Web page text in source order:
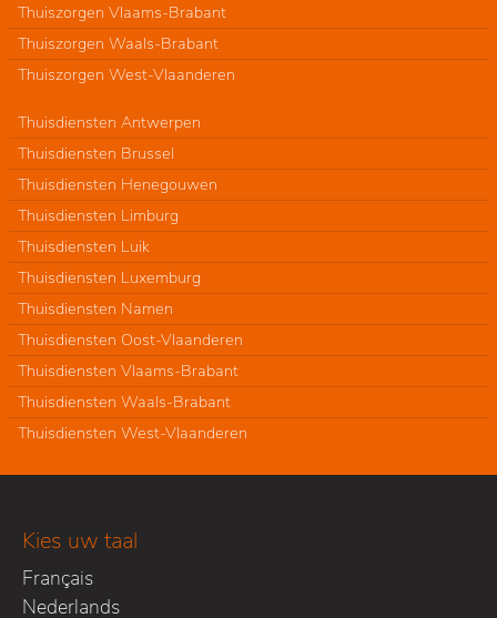
Thuiszorgen Vlaams-Brabant
Thuiszorgen Waals-Brabant
Thuiszorgen West-Vlaanderen
Thuisdiensten Antwerpen
Thuisdiensten Brussel
Thuisdiensten Henegouwen
Thuisdiensten Limburg
Thuisdiensten Luik
Thuisdiensten Luxemburg
Thuisdiensten Namen
Thuisdiensten Oost-Vlaanderen
Thuisdiensten Vlaams-Brabant
Thuisdiensten Waals-Brabant
Thuisdiensten West-Vlaanderen
Kies uw taal
Français
Nederlands